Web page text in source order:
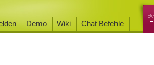
Demo Wiki Chat Befehle